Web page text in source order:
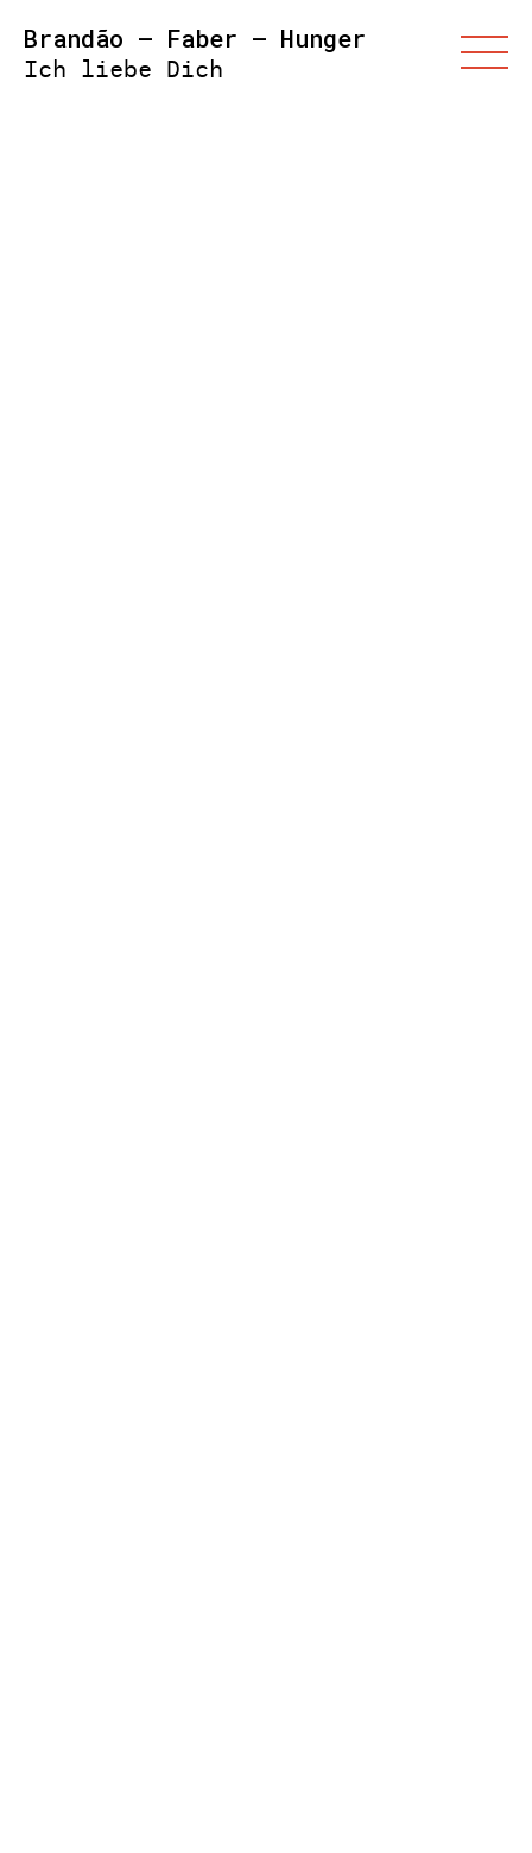
Brandão – Faber – Hunger
Ich liebe Dich